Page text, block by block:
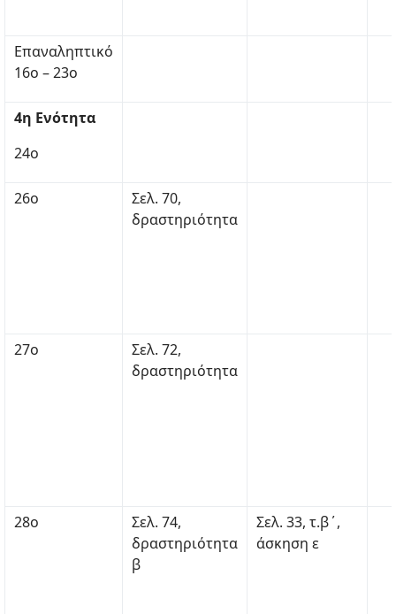
Επαναληπτικό
16ο – 23ο
4η Ενότητα
24ο
26ο
Σελ. 70,
δραστηριότητα
27ο
Σελ. 72,
δραστηριότητα
28ο
Σελ. 74,
δραστηριότητα
β
Σελ. 33, τ.β΄,
άσκηση ε